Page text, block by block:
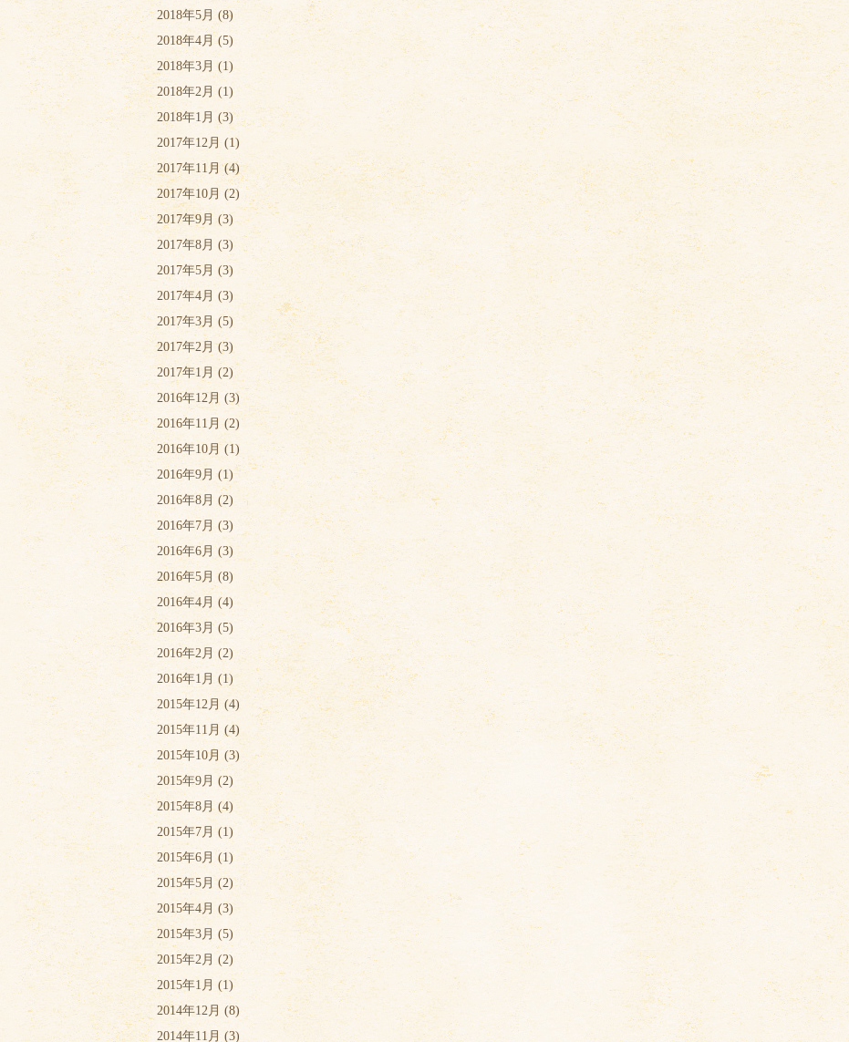
2018年5月 (8)
2018年4月 (5)
2018年3月 (1)
2018年2月 (1)
2018年1月 (3)
2017年12月 (1)
2017年11月(4)
2017年10月 (2)
2017年9月 (3)
2017年8月 (3)
2017年5月 (3)
2017年4月 (3)
2017年3月 (5)
2017年2月 (3)
2017年1月 (2)
2016年12月 (3)
2016年11月 (2)
2016年10月(1)
2016年9月 (1)
2016年8月 (2)
2016年7月 (3)
2016年6月(3)
2016年5月 (8)
2016年4月 (4)
2016年3月 (5)
2016年2月 (2)
2016年1月 (1)
2015年12月 (4)
2015年11月 (4)
2015年10月 (3)
2015年9月 (2)
2015年8月 (4)
2015年7月 (1)
2015年6月 (1)
2015年5月 (2)
2015年4月 (3)
2015年3月 (5)
2015年2月 (2)
2015年1月(1)
2014年12月 (8)
2014年11月 (3)